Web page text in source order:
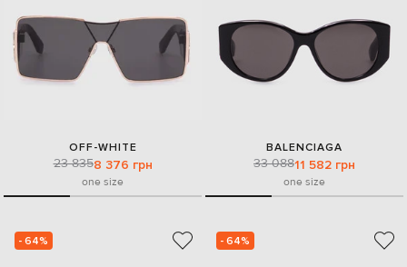
OFF-WHITE
23 8358 376 грн
one size
BALENCIAGA
33 08811 582 грн
one size
- 64% - 64%